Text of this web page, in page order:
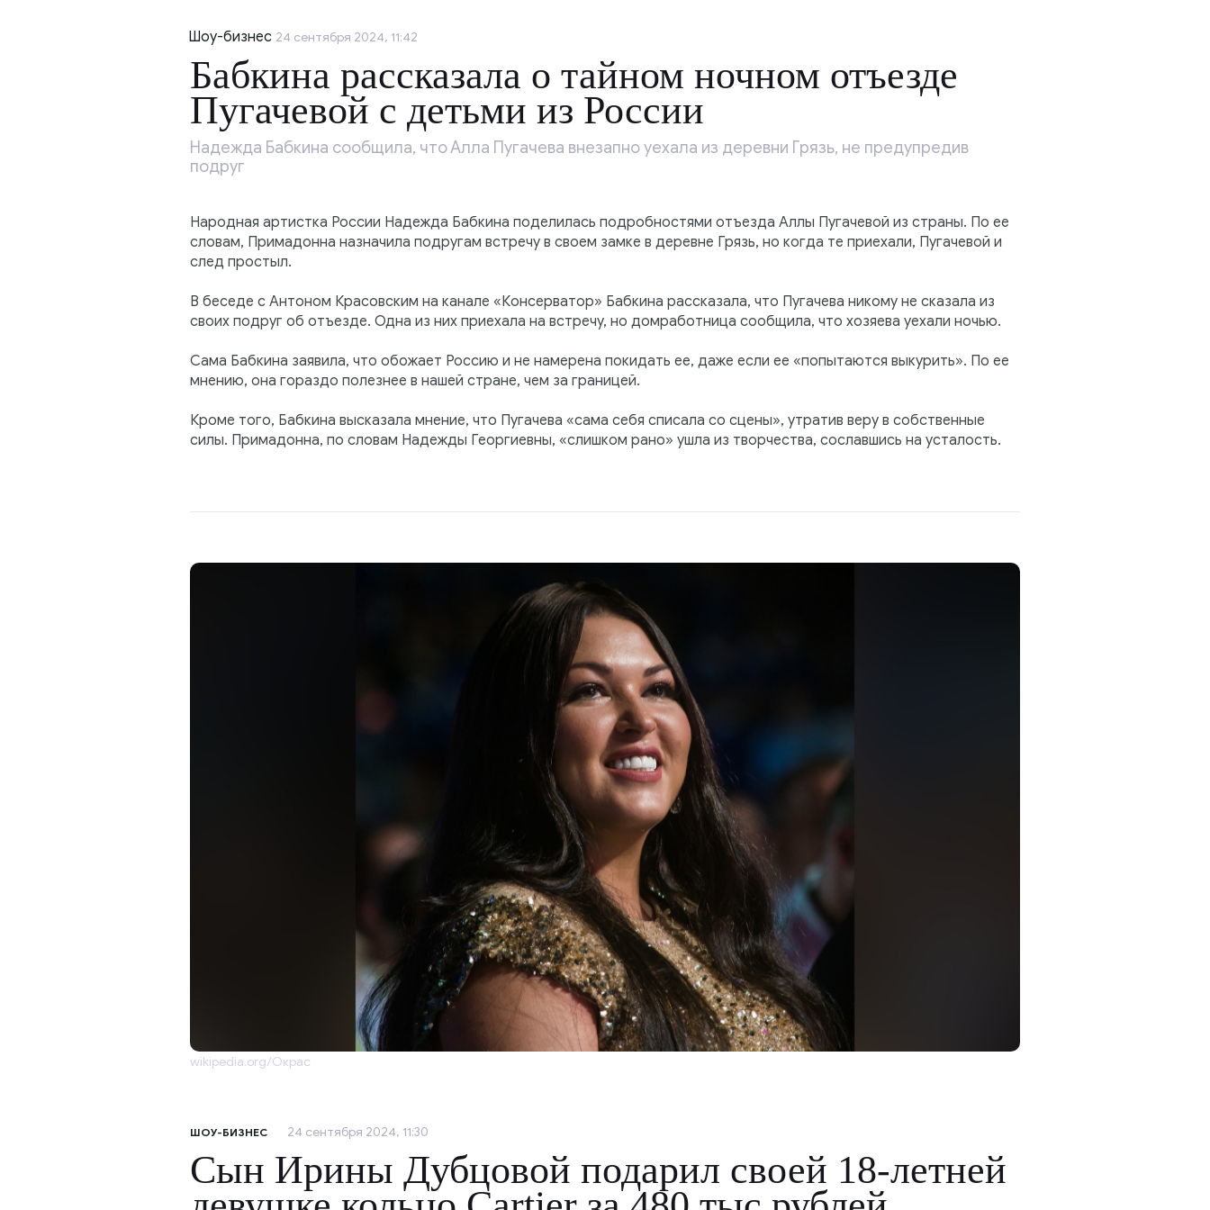
Шоу-бизнес 24 сентября 2024, 11:42
Бабкина рассказала о тайном ночном отъезде
Пугачевой с детьми из России
Надежда Бабкина сообщила, что Алла Пугачева внезапно уехала из деревни Грязь, не предупредив
подруг
Народная артистка России Надежда Бабкина поделилась подробностями отъезда Аллы Пугачевой из страны. По ее
словам, Примадонна назначила подругам встречу в своем замке в деревне Грязь, но когда те приехали, Пугачевой и
след простыл.
В беседе с Антоном Красовским на канале «Консерватор» Бабкина рассказала, что Пугачева никому не сказала из
своих подруг об отъезде. Одна из них приехала на встречу, но домработница сообщила, что хозяева уехали ночью.
Сама Бабкина заявила, что обожает Россию и не намерена покидать ее, даже если ее «попытаются выкурить». По ее
мнению, она гораздо полезнее в нашей стране, чем за границей.
Кроме того, Бабкина высказала мнение, что Пугачева «сама себя списала со сцены», утратив веру в собственные
силы. Примадонна, по словам Надежды Георгиевны, «слишком рано» ушла из творчества, сославшись на усталость.
wikipedia.org/Окрас
ШОУ-БИЗНЕС 24 сентября 2024, 11:30
Сын Ирины Дубцовой подарил своей 18-летней